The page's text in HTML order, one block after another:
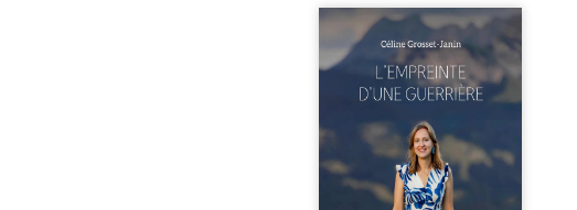
Que reste-t-il de l’enfance
lorsque la maladie impose ses
propres règles ? L’empreinte
d’une guerrière livre, sans
détour, le récit d’un quotidien
bouleversé par la maladie
chronique, l’errance médicale
et de longues hospitalisations.
L’auteure y raconte ce que les
dossiers médicaux taisent : la